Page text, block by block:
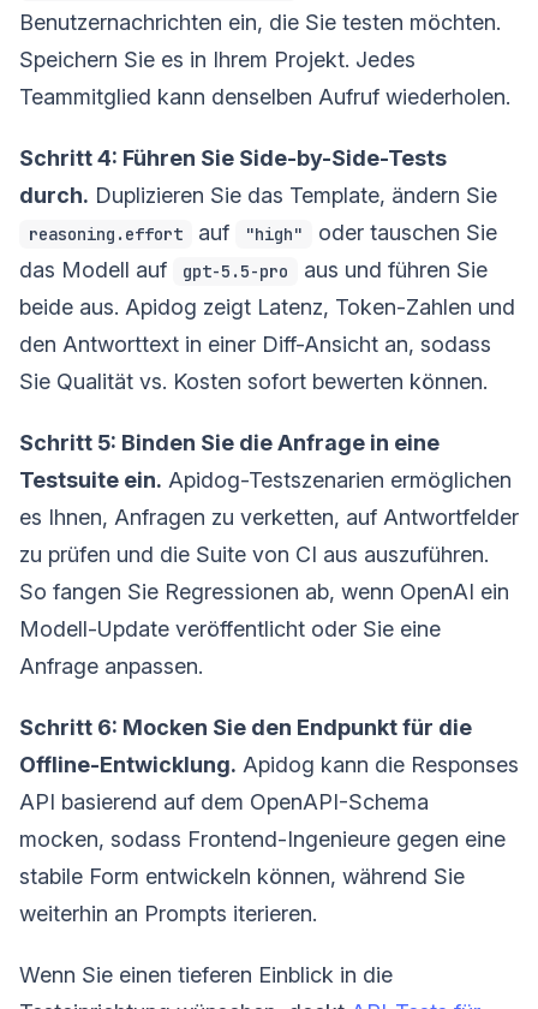
Benutzernachrichten ein, die Sie testen möchten.
Speichern Sie es in Ihrem Projekt. Jedes
Teammitglied kann denselben Aufruf wiederholen.
Schritt 4: Führen Sie Side-by-Side-Tests
durch. Duplizieren Sie das Template, ändern Sie
reasoning.effort auf "high"
oder tauschen Sie
das Modell auf
gpt-5.5-pro
aus und führen Sie
beide aus. Apidog zeigt Latenz, Token-Zahlen und
den Antworttext in einer Diff-Ansicht an, sodass
Sie Qualität vs. Kosten sofort bewerten können.
Schritt 5: Binden Sie die Anfrage in eine
Testsuite ein. Apidog-Testszenarien ermöglichen
es Ihnen, Anfragen zu verketten, auf Antwortfelder
zu prüfen und die Suite von CI aus auszuführen.
So fangen Sie Regressionen ab, wenn OpenAI ein
Modell-Update veröffentlicht oder Sie eine
Anfrage anpassen.
Schritt 6: Mocken Sie den Endpunkt für die
Offline-Entwicklung. Apidog kann die Responses
API basierend auf dem OpenAPI-Schema
mocken, sodass Frontend-Ingenieure gegen eine
stabile Form entwickeln können, während Sie
weiterhin an Prompts iterieren.
Wenn Sie einen tieferen Einblick in die